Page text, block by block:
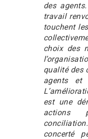
des
travail
touchent
choix des
qualité des
agents et
est une
actions
concerté